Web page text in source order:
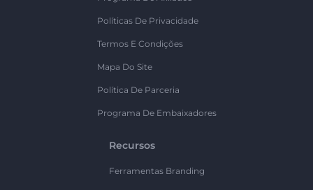
Políticas De Privacidade
Termos E Condições
Mapa Do Site
Política De Parceria
Programa De Embaixadores
Recursos
Ferramentas Branding